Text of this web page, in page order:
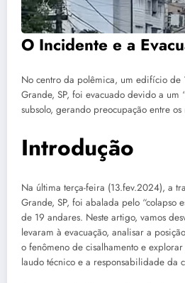
O Incidente e a
No centro da polêmica, um edifício de
Grande, SP, foi evacuado devido a um
subsolo, gerando preocupação entre os
Introdução
Na última terça-feira (13.fev.2024), a
Grande, SP, foi abalada pelo “colapso
de 19 andares. Neste artigo, vamos
levaram à evacuação, analisar a
o fenômeno de cisalhamento e
laudo técnico e a responsabilidade da